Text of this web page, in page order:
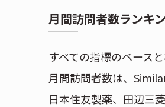
月間訪問者数ランキ
すべての指標のベース
月間訪問者数は、
日本住友製薬、田辺三